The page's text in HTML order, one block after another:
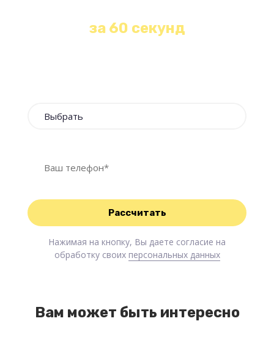
за 60 секунд
Нажимая на кнопку, Вы даете согласие на
обработку своих персональных данных
Вам может быть интересно